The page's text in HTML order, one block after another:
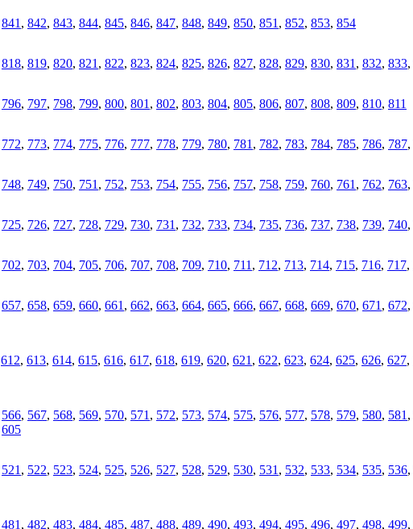
841 , 842, 843, 844, 845, 846, 847, 848, 849, 850, 851 , 852, 853, 854
818, 819, 820, 821 , 822, 823, 824, 825, 826, 827, 828, 829, 830, 831 , 832, 833,
796, 797, 798, 799, 800, 801 , 802, 803, 804, 805, 806, 807, 808, 809, 810, 811
772, 773, 774, 775, 776, 777, 778, 779, 780, 781 , 782, 783, 784, 785, 786, 787,
748, 749, 750, 751 , 752, 753, 754, 755, 756, 757, 758, 759, 760, 761 , 762, 763,
725, 726, 727, 728, 729, 730, 731 , 732, 733, 734, 735, 736, 737, 738, 739, 740,
702, 703, 704, 705, 706, 707, 708, 709, 710, 711 , 712, 713, 714, 715, 716, 717,
657, 658, 659, 660, 661 , 662, 663, 664, 665, 666, 667, 668, 669, 670, 671 , 672,
612, 613, 614, 615, 616, 617, 618, 619, 620, 621 , 622, 623, 624, 625, 626, 627,
566, 567, 568, 569, 570, 571 , 572, 573, 574, 575, 576, 577, 578, 579, 580, 581 ,
605
521 , 522, 523, 524, 525, 526, 527, 528, 529, 530, 531 , 532, 533, 534, 535, 536,
481 , 482, 483, 484, 485, 487, 488, 489, 490, 493, 494, 495, 496, 497, 498, 499,